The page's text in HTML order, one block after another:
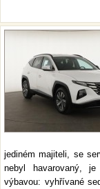
jediném majiteli, se
nebyl havarovaný,
výbavou: vyhřívané